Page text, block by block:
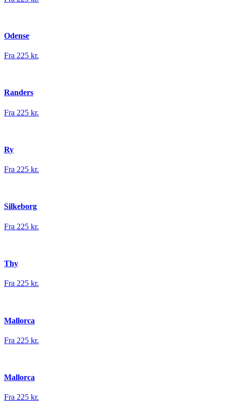
Odense
Fra 225 kr.
Randers
Fra 225 kr.
Ry
Fra 225 kr.
Silkeborg
Fra 225 kr.
Thy
Fra 225 kr.
Mallorca
Fra 225 kr.
Mallorca
Fra 225 kr.